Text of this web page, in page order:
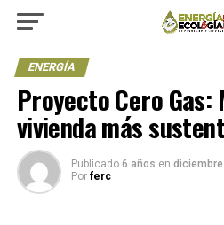
ENERGÍA
Proyecto Cero Gas:
vivienda más
Publicado 6 años en diciembre
Por ferc